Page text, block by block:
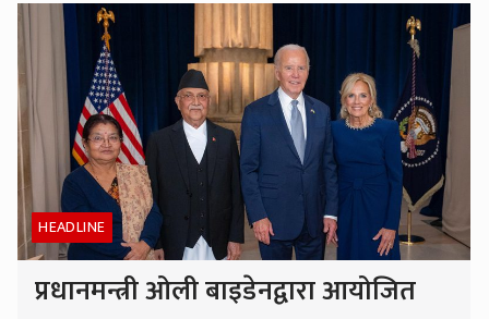
HEADLINE
प्रधानमन्त्री ओली बाइडेनद्वारा आयोजित